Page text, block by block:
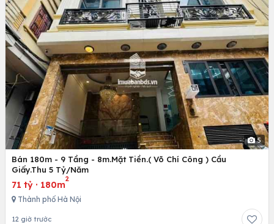
5
Bán 180m - 9 Tầng - 8m.Mặt Tiền.( Võ Chí Công ) Cầu
Giấy.Thu 5 Tỷ/Năm
71 tỷ · 180m
2
Thành phố Hà Nội
12 giờ trước